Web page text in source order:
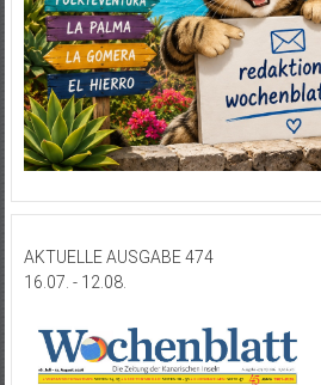
AKTUELLE AUSGABE 474
16.07. - 12.08.